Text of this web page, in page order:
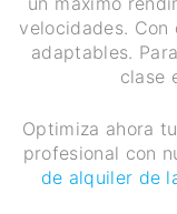
velocidades. Con
adaptables.
clase
Optimiza ahora
profesional con
de alquiler de